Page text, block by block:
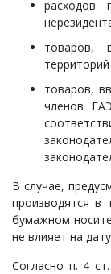
расходов
товаров,
товаров,
членов
В случае,
производятся в
бумажном
не влияет на
Согласно п. 4